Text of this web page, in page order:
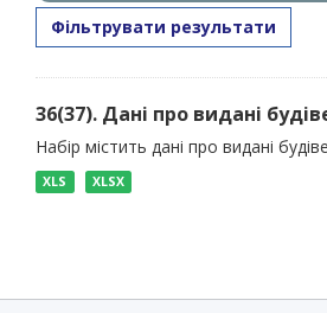
Фільтрувати результати
36(37). Дані про видані
Набір містить дані про видані
XLS XLSX